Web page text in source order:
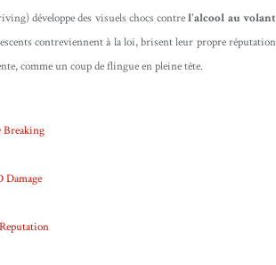
développe des visuels chocs contrel'alcool au volant
contreviennent à la loi, brisent leur propre
comme un coup de flingue en pleine tête.